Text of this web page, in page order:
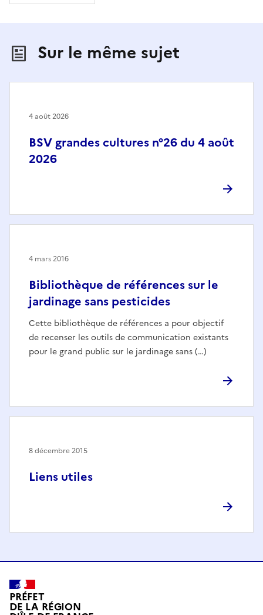
Sur le même sujet
BSV grandes cultures n°26 du 4 août
2026
4 août 2026
Bibliothèque de références sur le
jardinage sans pesticides
Cette bibliothèque de références a pour objectif
de recenser les outils de communication existants
pour le grand public sur le jardinage sans (…)
4 mars 2016
Liens utiles
8 décembre 2015
PRÉFET
DE LA RÉGION